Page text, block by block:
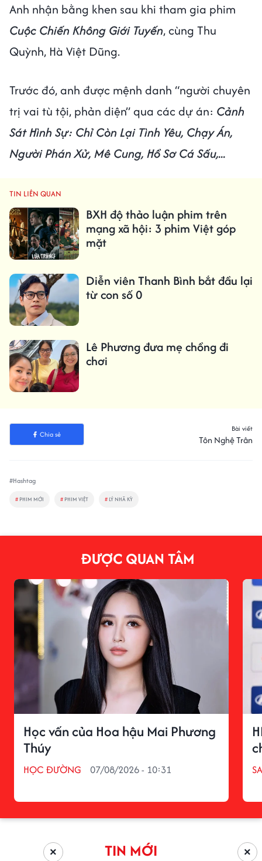
Anh nhận bằng khen sau khi tham gia phim
Cuộc Chiến Không Giới Tuyến, cùng Thu
Quỳnh, Hà Việt Dũng.
Trước đó, anh được mệnh danh “người chuyên
trị vai tù tội, phản diện” qua các dự án: Cảnh
Sát Hình Sự: Chỉ Còn Lại Tình Yêu, Chạy Án,
Người Phán Xử, Mê Cung, Hồ Sơ Cá Sấu,...
TIN LIÊN QUAN
BXH độ thảo luận phim trên
mạng xã hội: 3 phim Việt góp
mặt
Diễn viên Thanh Bình bắt đầu lại
từ con số 0
Lê Phương đưa mẹ chồng đi
chơi
Chia sẻ
Bài viết
Tôn Nghệ Trân
#Hashtag
# PHIM MỚI # PHIM VIỆT # LÝ NHÃ KỲ
ĐƯỢC QUAN TÂM
Học vấn của Hoa hậu Mai Phương
Thúy
HỌC ĐƯỜNG 07/08/2026 - 10:31
TIN MỚI ×
×